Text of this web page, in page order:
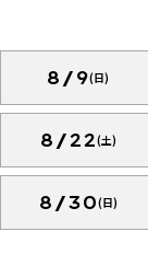
8/9(日)
8/22(土)
8/30(日)